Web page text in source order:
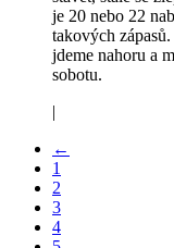
je 20 nebo 22
takových
jdeme nahoru a
sobotu.
|
←
1
2
3
4